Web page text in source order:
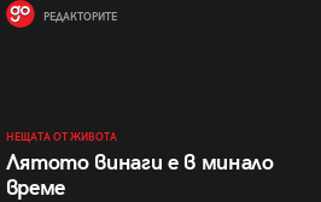
РЕДАКТОРИТЕ
НЕЩАТА ОТ ЖИВОТА
Лятото винаги е в минало
време